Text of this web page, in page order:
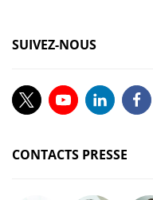
SUIVEZ-NOUS
CONTACTS PRESSE